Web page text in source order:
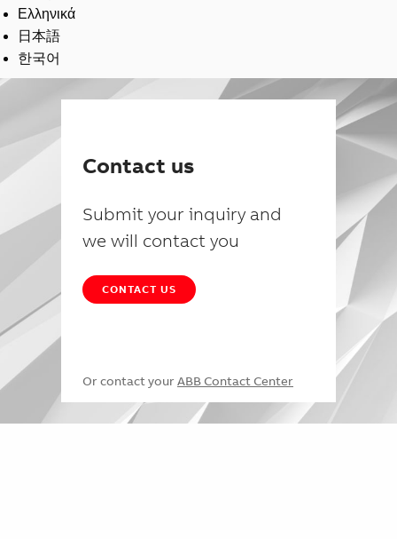
Ελληνικά
日本語
한국어
Contact us
Submit your inquiry and
we will contact you
CONTACT US
Or contact your ABB Contact Center